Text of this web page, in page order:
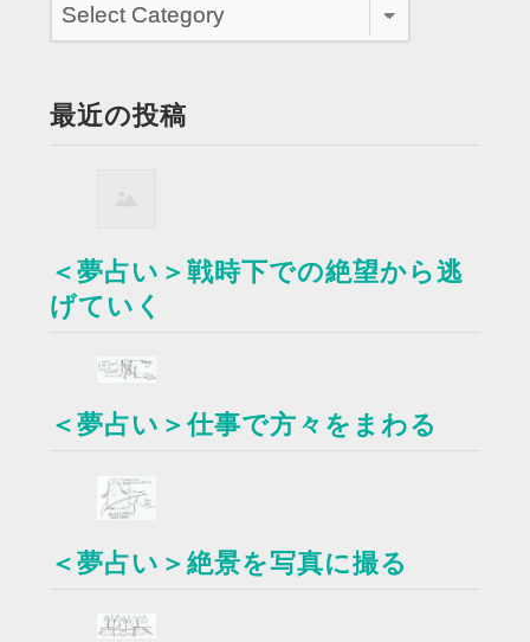
最近の投稿
＜夢占い＞戦時下での絶望から逃
げていく
＜夢占い＞仕事で方々をまわる
＜夢占い＞絶景を写真に撮る